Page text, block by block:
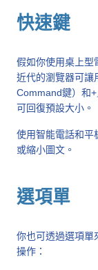
快速鍵
假如你使用桌上型
近代的瀏覽器可讓
Command鍵）和
可回復預設大小。
使用智能電話和平
或縮小圖文。
選項單
你也可透過選項單
操作：